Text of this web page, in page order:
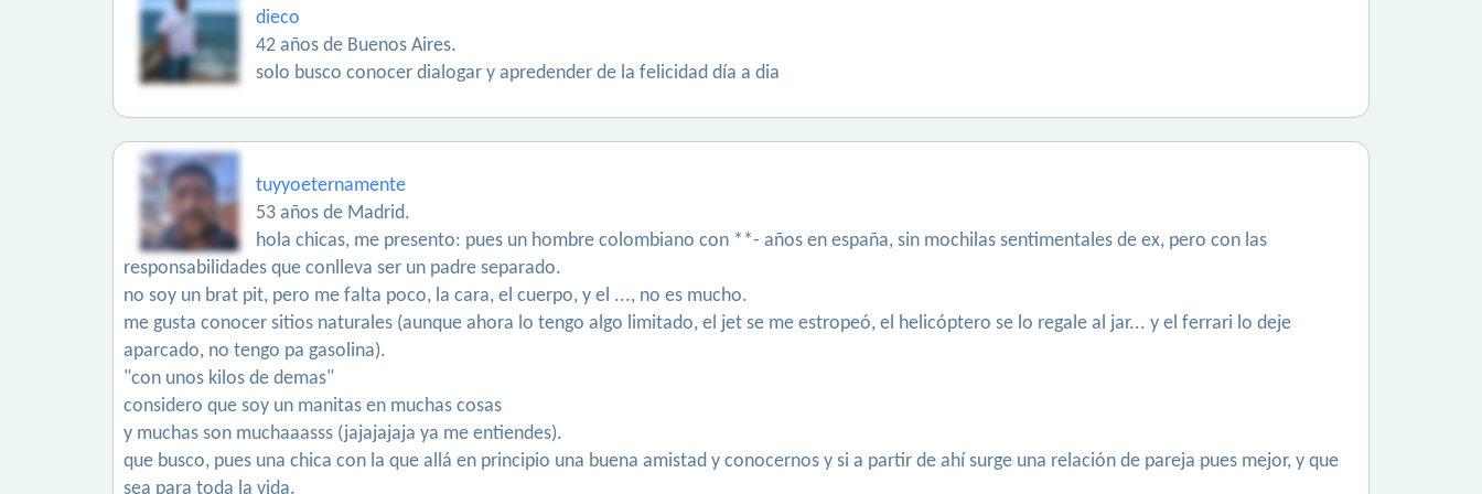
dieco
42 años de Buenos Aires.
solo busco conocer dialogar y apredender de la felicidad día a dia
tuyyoeternamente
53 años de Madrid.
hola chicas, me presento: pues un hombre colombiano con **- años en españa, sin mochilas sentimentales de ex, pero con las
responsabilidades que conlleva ser un padre separado.
no soy un brat pit, pero me falta poco, la cara, el cuerpo, y el ..., no es mucho.
me gusta conocer sitios naturales (aunque ahora lo tengo algo limitado, el jet se me estropeó, el helicóptero se lo regale al jar... y el ferrari lo deje
aparcado, no tengo pa gasolina).
"con unos kilos de demas"
considero que soy un manitas en muchas cosas
y muchas son muchaaasss (jajajajaja ya me entiendes).
que busco, pues una chica con la que allá en principio una buena amistad y conocernos y si a partir de ahí surge una relación de pareja pues mejor, y que
sea para toda la vida.